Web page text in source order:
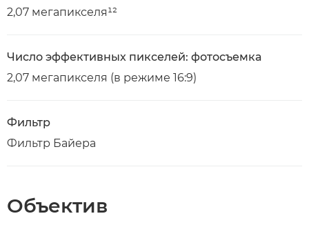
2,07 мегапикселя¹²
Число эффективных пикселей: фотосъемка
2,07 мегапикселя (в режиме 16:9)
Фильтр
Фильтр Байера
Объектив